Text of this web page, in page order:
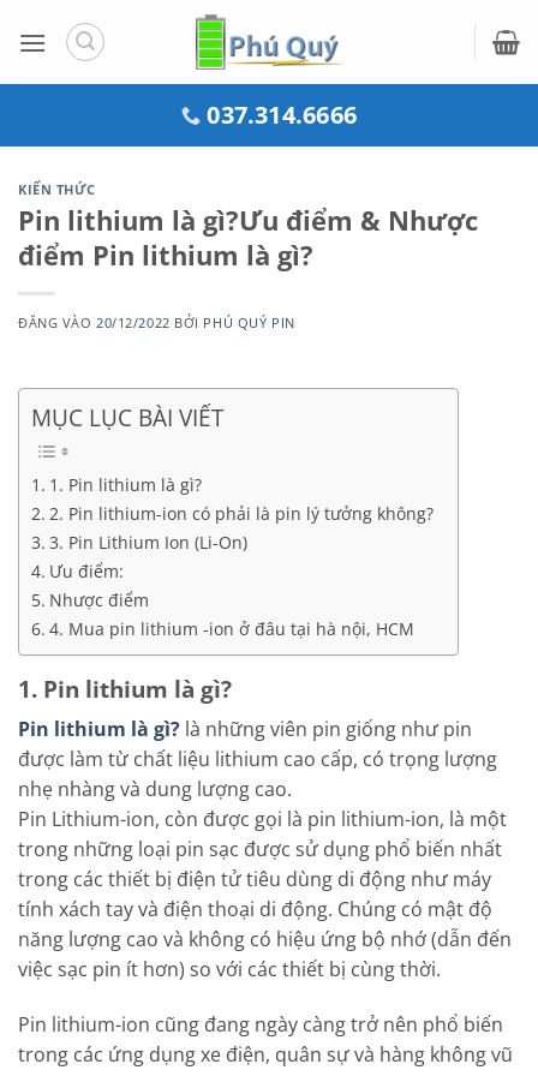
qua
037.314.6666
KIẾN THỨC
Pin lithium là gì?Ưu điểm & Nhược
điểm Pin lithium là gì?
ĐĂNG VÀO 20/12/2022 BỞI PHÚ QUÝ PIN
MỤC LỤC BÀI VIẾT
1. Pin lithium là gì?
2. Pin lithium-ion có phải là pin lý tưởng không?
3. Pin Lithium Ion (Li-On)
Ưu điểm:
Nhược điểm
4. Mua pin lithium -ion ở đâu tại hà nội, HCM
1. Pin lithium là gì?
Pin lithium là gì? là những viên pin giống như pin
được làm từ chất liệu lithium cao cấp, có trọng lượng
nhẹ nhàng và dung lượng cao.
Pin Lithium-ion, còn được gọi là pin lithium-ion, là một
trong những loại pin sạc được sử dụng phổ biến nhất
trong các thiết bị điện tử tiêu dùng di động như máy
tính xách tay và điện thoại di động. Chúng có mật độ
năng lượng cao và không có hiệu ứng bộ nhớ (dẫn đến
việc sạc pin ít hơn) so với các thiết bị cùng thời.
Pin lithium-ion cũng đang ngày càng trở nên phổ biến
trong các ứng dụng xe điện, quân sự và hàng không vũ